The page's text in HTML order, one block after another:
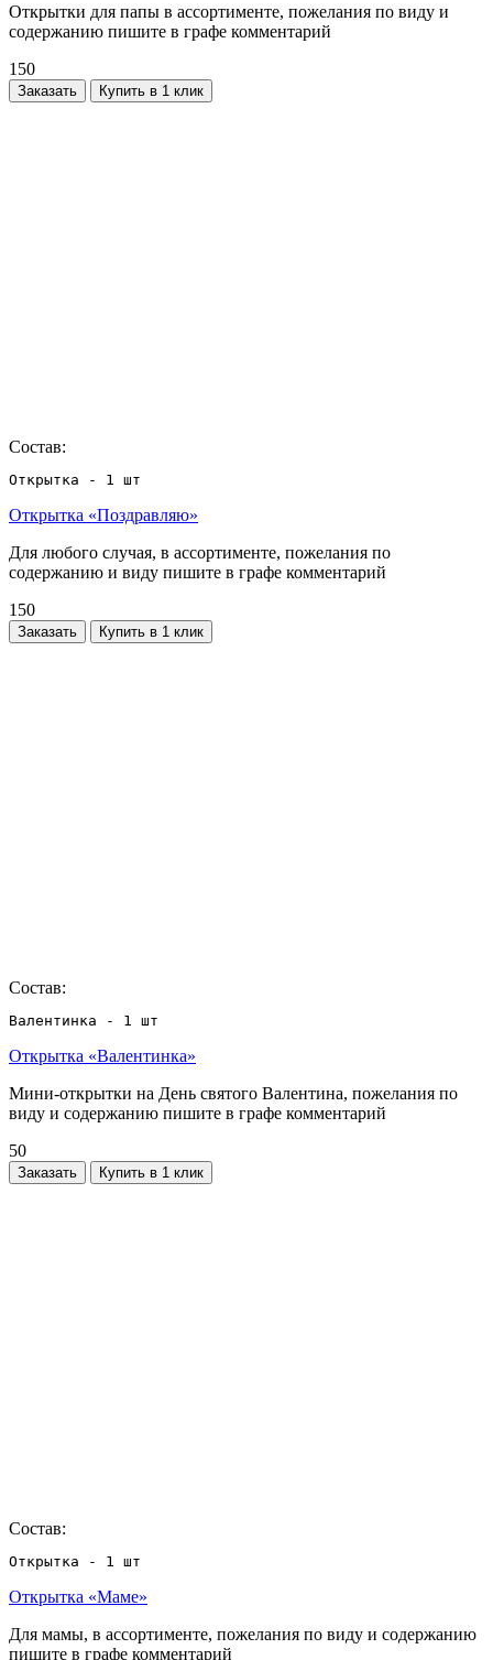
Открытки для папы в ассортименте, пожелания по виду и
содержанию пишите в графе комментарий
150
Заказать Купить в 1 клик
Состав:
Открытка - 1 шт
Открытка «Поздравляю»
Для любого случая, в ассортименте, пожелания по
содержанию и виду пишите в графе комментарий
150
Заказать Купить в 1 клик
Состав:
Валентинка - 1 шт
Открытка «Валентинка»
Мини-открытки на День святого Валентина, пожелания по
виду и содержанию пишите в графе комментарий
50
Заказать Купить в 1 клик
Состав:
Открытка - 1 шт
Открытка «Маме»
Для мамы, в ассортименте, пожелания по виду и содержанию
пишите в графе комментарий